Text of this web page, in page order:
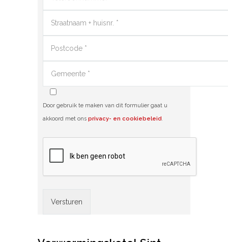
Door gebruik te maken van dit formulier gaat u
akkoord met ons privacy- en cookiebeleid.